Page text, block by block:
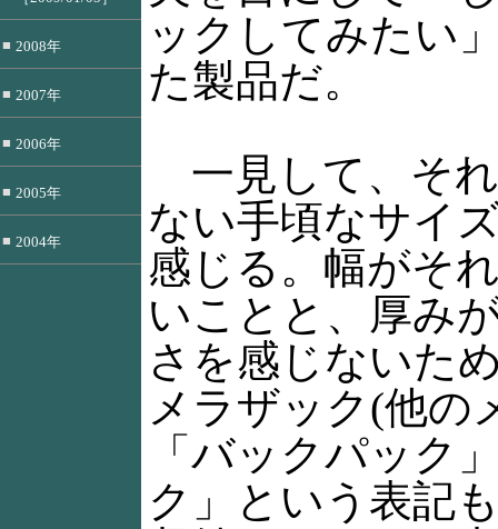
■ 2008年
■ 2007年
■ 2006年
■ 2005年
■ 2004年
ックしてみたい
た製品だ。
一見して、そ
ない手頃なサイ
感じる。幅がそ
いことと、厚み
さを感じないた
メラザック(他の
「バックパック
ク」という表記